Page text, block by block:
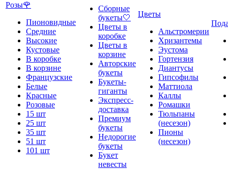
Розы🌹
Пионовидные
Средние
Высокие
Кустовые
В коробке
В корзине
Французские
Белые
Красные
Розовые
15 шт
25 шт
35 шт
51 шт
101 шт
Сборные
букеты🤍
Цветы в
коробке
Цветы в
корзине
Авторские
букеты
Букеты-
гиганты
Экспресс-
доставка
Премиум
букеты
Недорогие
букеты
Букет
невесты
Цветы
Альстромерии
Хризантемы
Эустома
Гортензия
Диантусы
Гипсофилы
Маттиола
Каллы
Ромашки
Тюльпаны
(несезон)
Пионы
(несезон)